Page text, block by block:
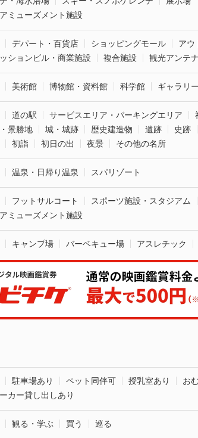
ミューズメント施設
デパート・百貨店 ショッピングモール
アウ
ションビル・商業施設
複合施設 観光アンテ
美術館 博物館・資料館 科学館 ギャラリー
道の駅 サービスエリア・パーキングエリア
景勝地
城・城跡 歴史建造物 遺跡 史跡
初詣 初日の出 夜景 その他の名所
温泉・日帰り温泉 スパリゾート
フットサルコート スポーツ施設・スタジアム
ミューズメント施設
キャンプ場 バーベキュー場 アスレチック
駐車場あり ペット同伴可 授乳室あり
お
カー貸し出しあり
観る・学ぶ 買う 巡る